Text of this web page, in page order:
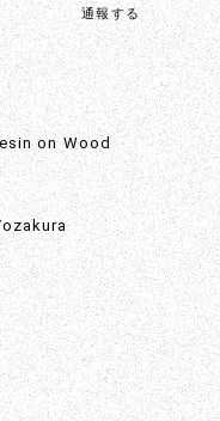
通報する
on Wood